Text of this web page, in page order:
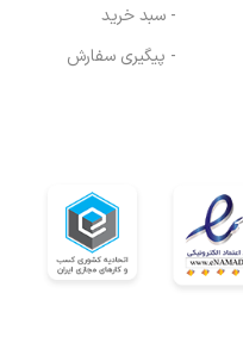
- سبد خرید
- پیگیری سفارش